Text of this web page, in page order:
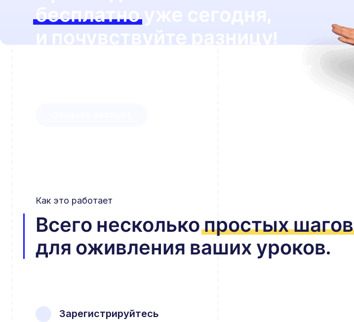
бесплатноуже сегодня,
и почувствуйте разницу!
Узнайте, сколько времени вы можете сэкономить с Lingstar
и как легко вы сможете заинтересовать своих студентов.
Как это работает
Всего несколькопростых шагов
для оживления ваших уроков.
Зарегистрируйтесь